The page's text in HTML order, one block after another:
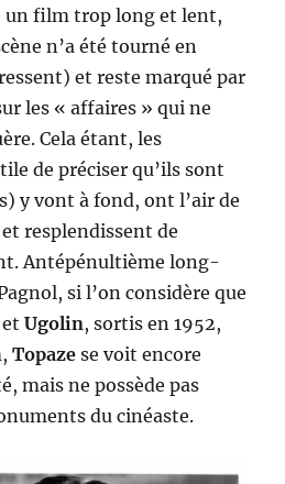
un film trop long et lent,
n’a été tourné en
et reste marqué par
les « affaires » qui ne
Cela étant, les
de préciser qu’ils sont
y vont à fond, ont l’air de
resplendissent de
Antépénultième long-
si l’on considère que
etUgolin, sortis en 1952,
Topaze se voit encore
mais ne possède pas
du cinéaste.